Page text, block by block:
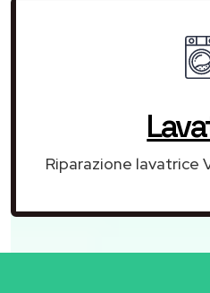
Riparazione lavatrice